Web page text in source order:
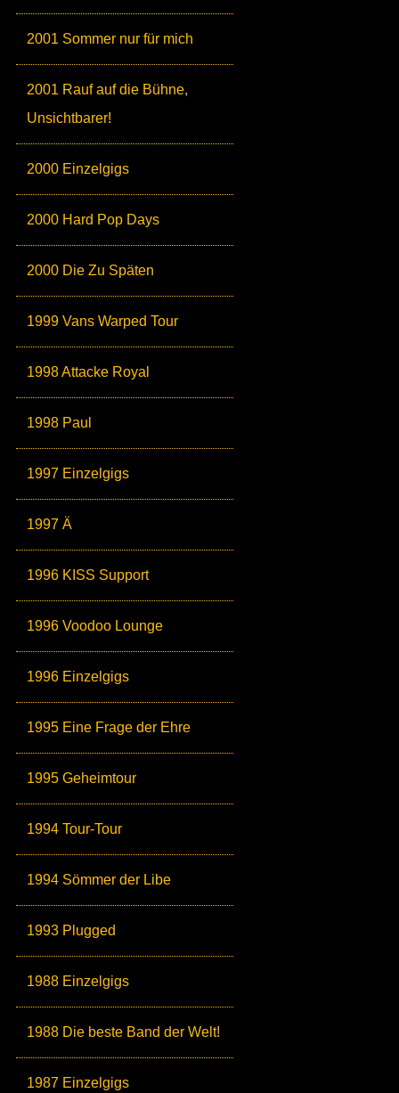
2001 Sommer nur für mich
2001 Rauf auf die Bühne,
Unsichtbarer!
2000 Einzelgigs
2000 Hard Pop Days
2000 Die Zu Späten
1999 Vans Warped Tour
1998 Attacke Royal
1998 Paul
1997 Einzelgigs
1997 Ä
1996 KISS Support
1996 Voodoo Lounge
1996 Einzelgigs
1995 Eine Frage der Ehre
1995 Geheimtour
1994 Tour-Tour
1994 Sömmer der Libe
1993 Plugged
1988 Einzelgigs
1988 Die beste Band der Welt!
1987 Einzelgigs